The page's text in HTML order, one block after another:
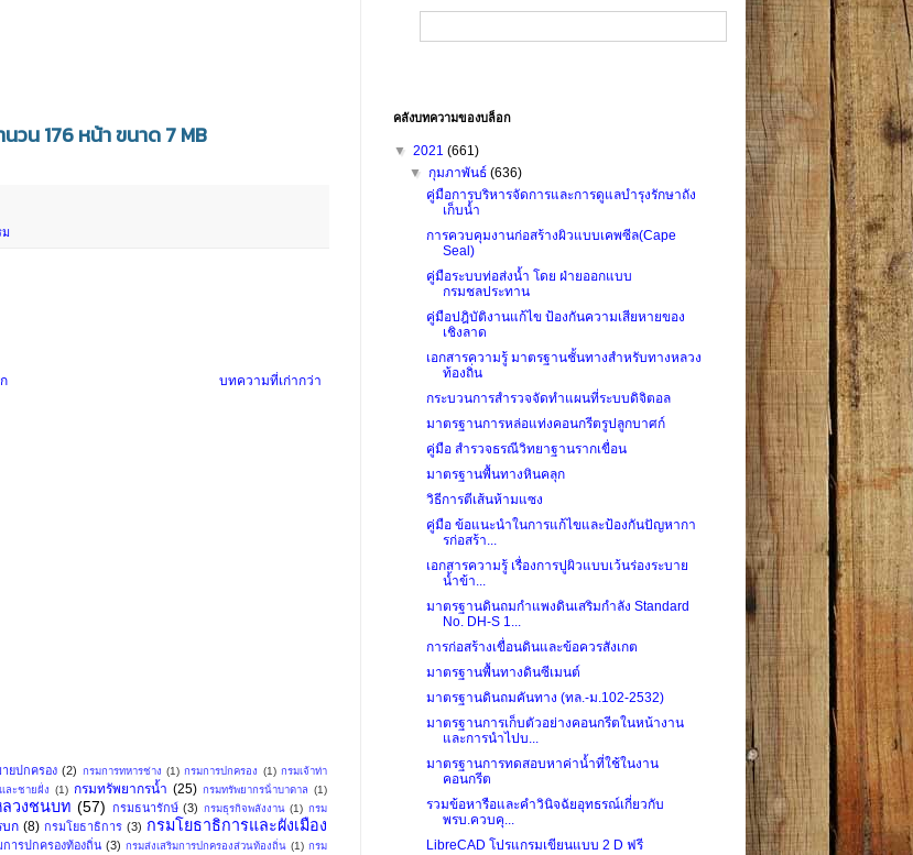
วน 176 หน้า ขนาด 7 MB
ม
บทความที่เก่ากว่า
ยปกครอง (2) กรมการทหารช่าง (1) กรมการปกครอง (1) กรมเจ้าท่า
ละชายฝั่ง (1) กรมทรัพยากรน้ำ (25) กรมทรัพยากรน้ําบาดาล (1)
ลวงชนบท (57) กรมธนารักษ์ (3) กรมธุรกิจพลังงาน (1) กรม
บก (8) กรมโยธาธิการ (3) กรมโยธาธิการและผังเมือง
การปกครองท้องถิ่น (3) กรมส่งเสริมการปกครองส่วนท้องถิ่น (1) กรม
คลังบทความของบล็อก
▼ 2021 (661)
▼ กุมภาพันธ์(636)
คู่มือการบริหารจัดการและการดูแลบำรุงรักษาถัง
เก็บน้ำ
การควบคุมงานก่อสร้างผิวแบบเคพซีล(Cape
Seal)
คู่มือระบบท่อส่งน้ำ โดย ฝ่ายออกแบบ
กรมชลประทาน
คู่มือปฎิบัติงานแก้ไข ป้องกันความเสียหายของ
เชิงลาด
เอกสารความรู้ มาตรฐานชั้นทางสำหรับทางหลวง
ท้องถิ่น
กระบวนการสำรวจจัดทำแผนที่ระบบดิจิตอล
มาตรฐานการหล่อแท่งคอนกรีตรูปลูกบาศก์
คู่มือ สำรวจธรณีวิทยาฐานรากเขื่อน
มาตรฐานพื้นทางหินคลุก
วิธีการตีเส้นห้ามแซง
คู่มือ ข้อแนะนำในการแก้ไขและป้องกันปัญหากา
รก่อสร้า...
เอกสารความรู้ เรื่องการปูผิวแบบเว้นร่องระบาย
น้ำข้า...
มาตรฐานดินถมกำแพงดินเสริมกำลัง Standard
No. DH-S 1...
การก่อสร้างเขื่อนดินและข้อควรสังเกต
มาตรฐานพื้นทางดินซีเมนต์
มาตรฐานดินถมคันทาง (ทล.-ม.102-2532)
มาตรฐานการเก็บตัวอย่างคอนกรีตในหน้างาน
และการนำไปบ...
มาตรฐานการทดสอบหาค่าน้ำที่ใช้ในงาน
คอนกรีต
รวมข้อหารือและคำวินิจฉัยอุทธรณ์เกี่ยวกับ
พรบ.ควบคุ...
LibreCAD โปรแกรมเขียนแบบ 2 D ฟรี